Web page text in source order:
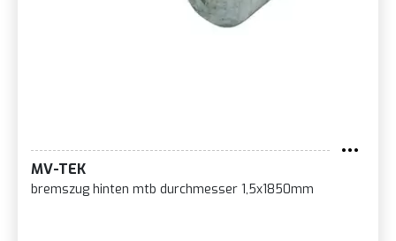
MV-TEK
bremszug hinten mtb durchmesser 1,5x1850mm